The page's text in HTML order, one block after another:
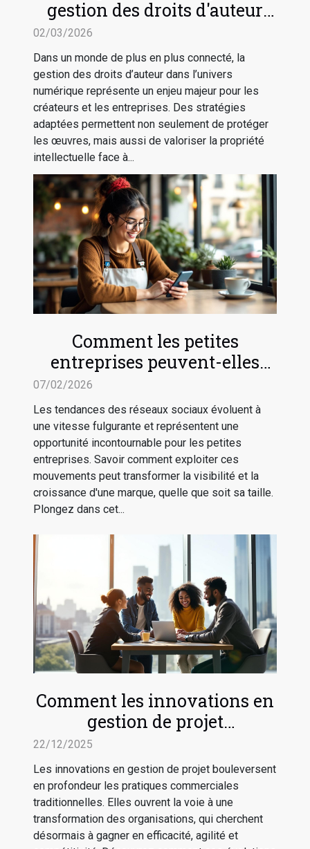
gestion des droits d'auteur
dans le numérique
02/03/2026
Dans un monde de plus en plus connecté, la
gestion des droits d’auteur dans l’univers
numérique représente un enjeu majeur pour les
créateurs et les entreprises. Des stratégies
adaptées permettent non seulement de protéger
les œuvres, mais aussi de valoriser la propriété
intellectuelle face à...
Comment les petites
entreprises peuvent-elles
tirer profit des tendances des
réseaux sociaux ?
07/02/2026
Les tendances des réseaux sociaux évoluent à
une vitesse fulgurante et représentent une
opportunité incontournable pour les petites
entreprises. Savoir comment exploiter ces
mouvements peut transformer la visibilité et la
croissance d'une marque, quelle que soit sa taille.
Plongez dans cet...
Comment les innovations en
gestion de projet
transforment-elles les
pratiques commerciales ?
22/12/2025
Les innovations en gestion de projet bouleversent
en profondeur les pratiques commerciales
traditionnelles. Elles ouvrent la voie à une
transformation des organisations, qui cherchent
désormais à gagner en efficacité, agilité et